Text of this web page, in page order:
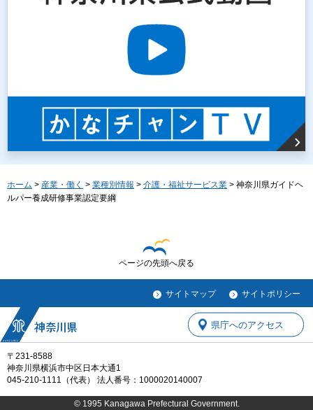
ホーム > 産業・働く > 業種別情報 > 介護・福祉サービス業 > 神奈川県ガイドヘ
ルパー養成研修事業認定要綱
ページの先頭へ戻る
サイトマップ サイトポリシー
〒231-8588
神奈川県横浜市中区日本大通1
045-210-1111（代表） 法人番号：1000020140007
県庁へのアクセス
© 1995 Kanagawa Prefectural Government.